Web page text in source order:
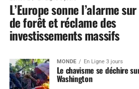
L’Europe sonne l’alarme
de forêt et réclame des
investissements massifs
MONDE En Ligne 3 jours
Le chavisme se déchire
Washington